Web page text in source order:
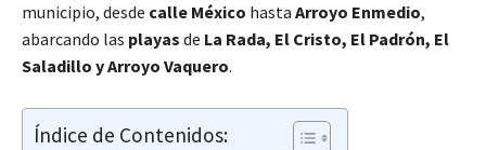
municipio, desde calle México hasta Arroyo Enmedio,
abarcando las playas de La Rada, El Cristo, El Padrón, El
Saladillo y Arroyo Vaquero.
Índice de Contenidos: